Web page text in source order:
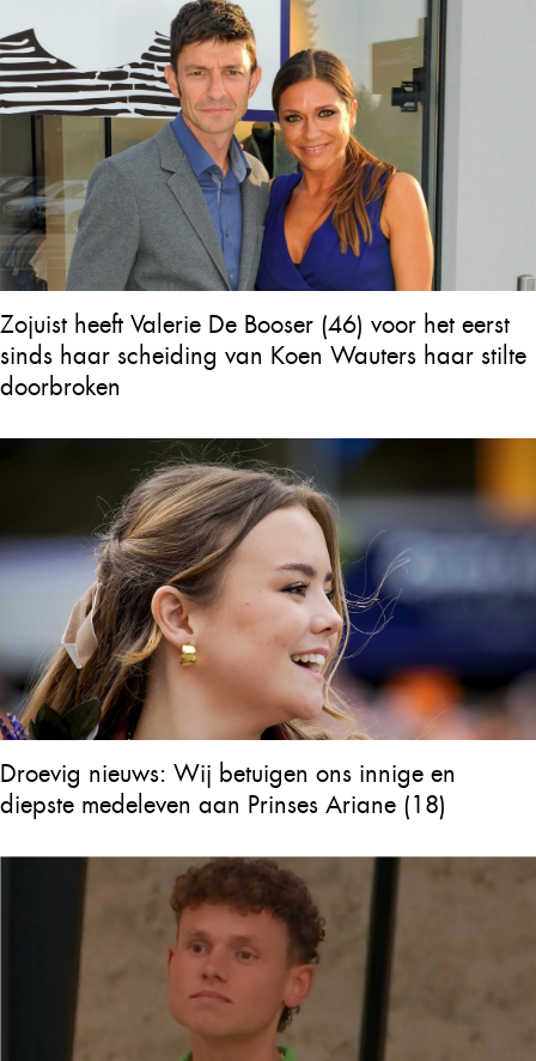
Zojuist heeft Valerie De Booser (46) voor het eerst
sinds haar scheiding van Koen Wauters haar stilte
doorbroken
Droevig nieuws: Wij betuigen ons innige en
diepste medeleven aan Prinses Ariane (18)